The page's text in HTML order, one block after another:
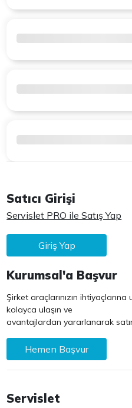
Satıcı Girişi
Servislet PRO ile Satış Yap
Giriş Yap
Kurumsal'a Başvur
Şirket araçlarınızın
kolayca ulaşın ve
avantajlardan yararlanarak
Hemen Başvur
Servislet